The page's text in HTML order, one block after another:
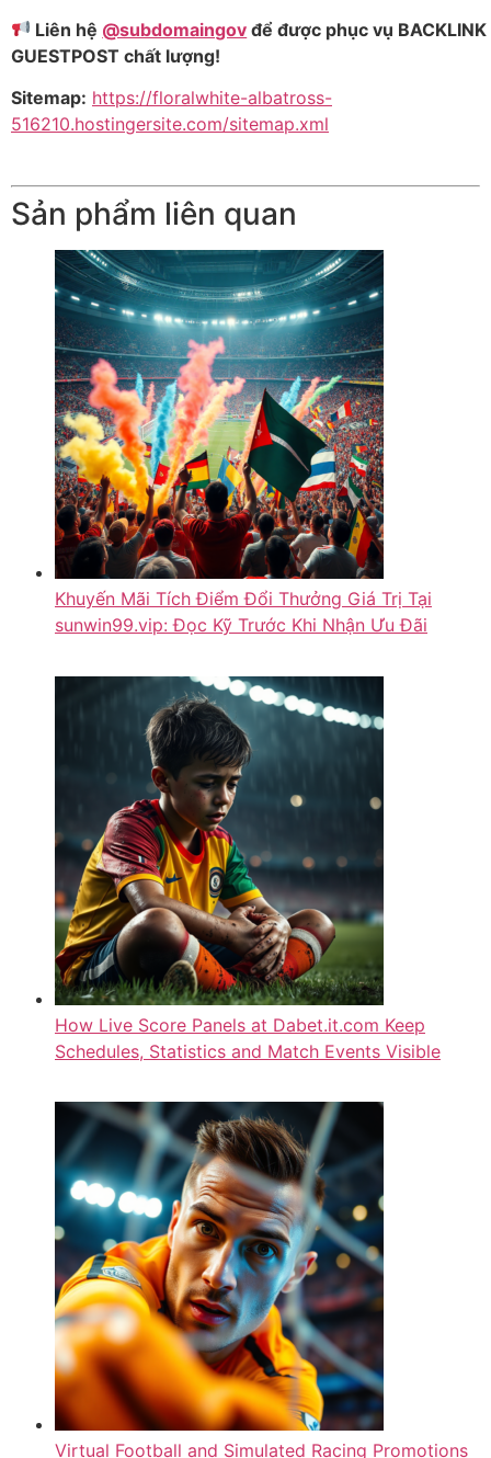
Liên hệ @subdomaingov để được phục vụ BACKLINK
GUESTPOST chất lượng!
Sitemap: https://floralwhite-albatross-
516210.hostingersite.com/sitemap.xml
Sản phẩm liên quan
Khuyến Mãi Tích Điểm Đổi Thưởng Giá Trị Tại
sunwin99.vip: Đọc Kỹ Trước Khi Nhận Ưu Đãi
How Live Score Panels at Dabet.it.com Keep
Schedules, Statistics and Match Events Visible
Virtual Football and Simulated Racing Promotions